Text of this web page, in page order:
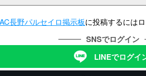
長野パルセイロ掲示板に投稿するには
SNSでログイン
LINEでログイ